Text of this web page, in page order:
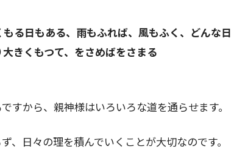
る日もある、雨もふれば、風もふく、どんな日
きくもつて、をさめばをさまる
すから、親神様はいろいろな道を通らせます。
、日々の理を積んでいくことが大切なのです。